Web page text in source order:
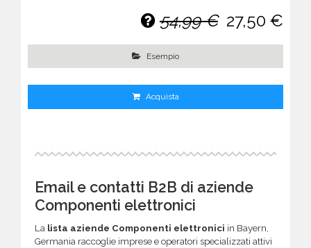
54,99 € 27,50 €
Esempio
Acquista
Email e contatti B2B di aziende
Componenti elettronici
La lista aziende Componenti elettronici in Bayern,
Germania raccoglie imprese e operatori specializzati attivi